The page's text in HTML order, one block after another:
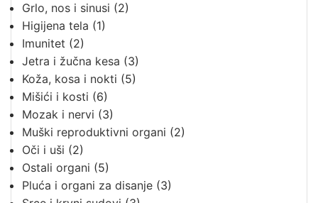
Grlo, nos i sinusi (2)
Higijena tela (1)
Imunitet (2)
Jetra i žučna kesa (3)
Koža, kosa i nokti (5)
Mišići i kosti (6)
Mozak i nervi (3)
Muški reproduktivni organi (2)
Oči i uši (2)
Ostali organi (5)
Pluća i organi za disanje (3)